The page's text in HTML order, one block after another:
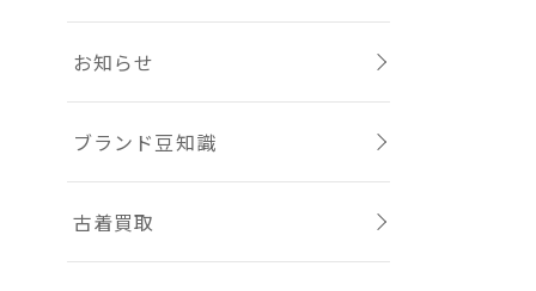
お知らせ
ブランド豆知識
古着買取